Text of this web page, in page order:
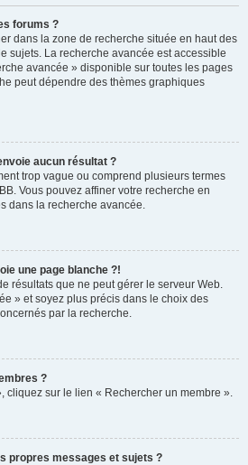
forums ?
dans la zone de recherche située en haut des
sujets. La recherche avancée est accessible
avancée » disponible sur toutes les pages
peut dépendre des thèmes graphiques
aucun résultat ?
trop vague ou comprend plusieurs termes
Vous pouvez affiner votre recherche en
dans la recherche avancée.
une page blanche ?!
résultats que ne peut gérer le serveur Web.
» et soyez plus précis dans le choix des
par la recherche.
?
cliquez sur le lien « Rechercher un membre ».
propres messages et sujets ?